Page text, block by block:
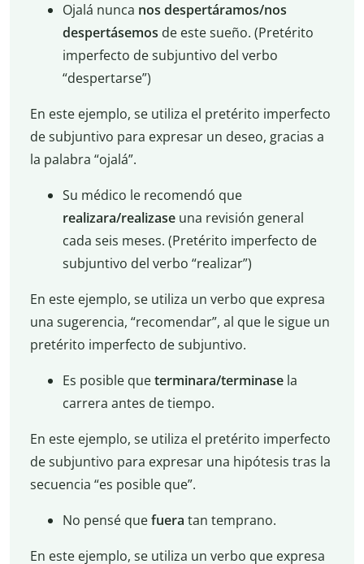
Ojalá nunca nos despertáramos/nos
despertásemos de este sueño. (Pretérito
imperfecto de subjuntivo del verbo
“despertarse”)
En este ejemplo, se utiliza el pretérito imperfecto
de subjuntivo para expresar un deseo, gracias a
la palabra “ojalá”.
Su médico le recomendó que
realizara/realizaseuna revisión general
cada seis meses. (Pretérito imperfecto de
subjuntivo del verbo “realizar”)
En este ejemplo, se utiliza un verbo que expresa
una sugerencia, “recomendar”, al que le sigue un
pretérito imperfecto de subjuntivo.
Es posible queterminara/terminasela
carrera antes de tiempo.
En este ejemplo, se utiliza el pretérito imperfecto
de subjuntivo para expresar una hipótesis tras la
secuencia “es posible que”.
No pensé quefuera tan temprano.
En este ejemplo, se utiliza un verbo que expresa